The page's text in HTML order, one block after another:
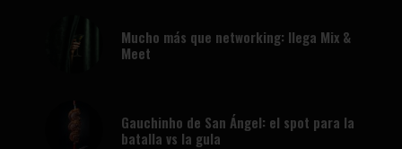
Mucho más que networking: llega Mix &
Meet
Gauchinho de San Ángel: el spot para la
batalla vs la gula